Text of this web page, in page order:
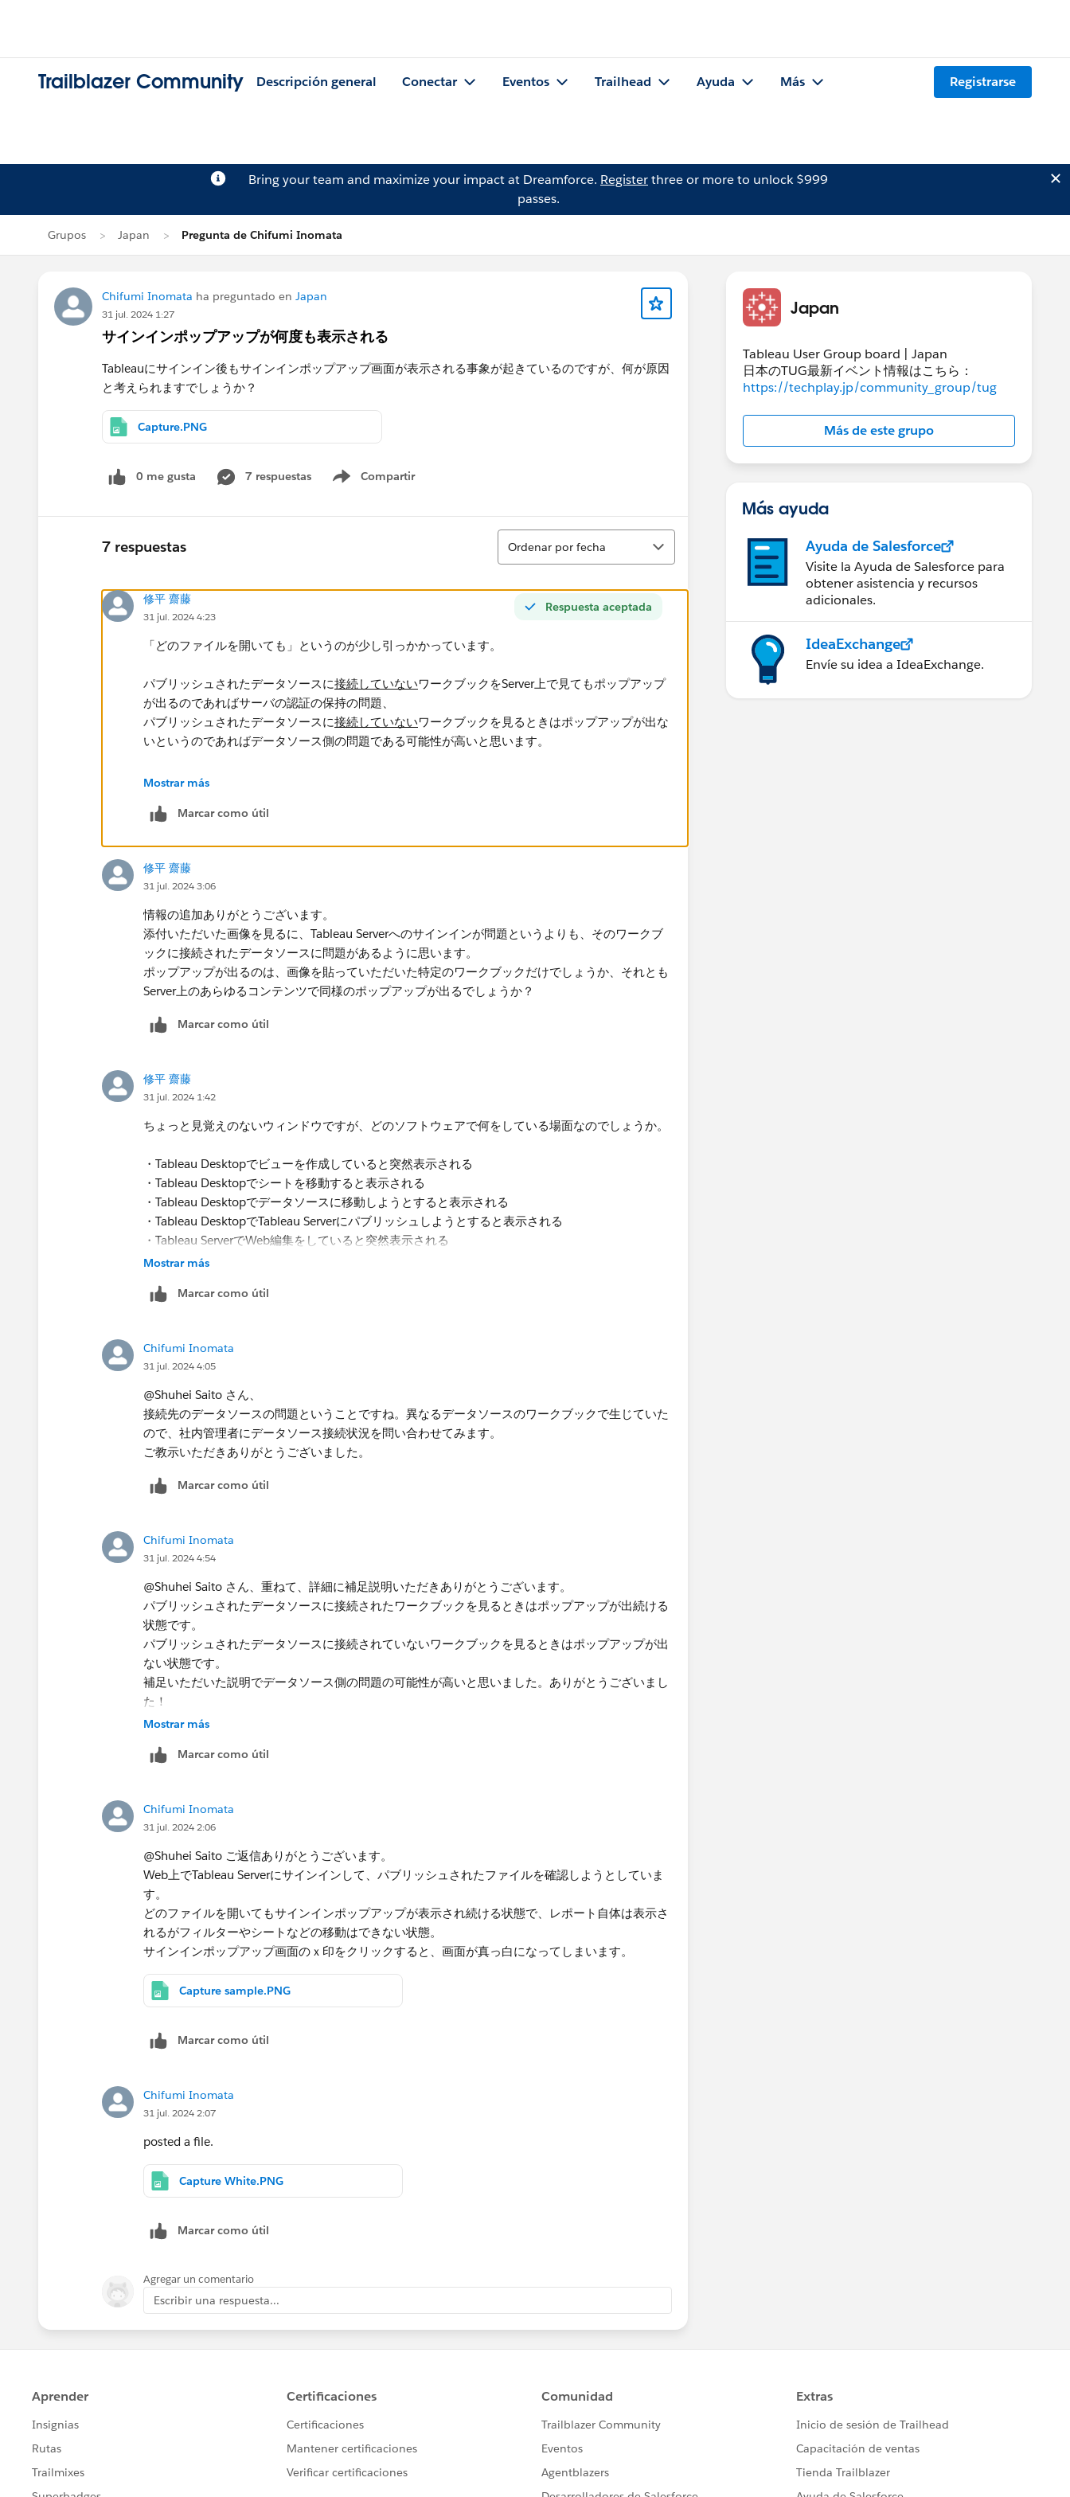
Trailblazer Community Descripción general Conectar Eventos Trailhead Ayuda Más Registrarse
Bring your team and maximize your impact at Dreamforce. Registerthree or more to unlock $999
passes.
Grupos Japan Pregunta de Chifumi Inomata
Chifumi Inomata ha preguntado en Japan
31 jul. 2024 1:27
サインインポップアップが何度も表示される
Tableauにサインイン後もサインインポップアップ画面が表示される事象が起きているのですが、何が原因
と考えられますでしょうか？
Capture.PNG
0 me gusta 7 respuestas Compartir
Show menu
7 respuestas
Ordenar
Ordenar por fecha
Respuesta aceptada
修平 齋藤
31 jul. 2024 4:23
「どのファイルを開いても」というのが少し引っかかっています。
パブリッシュされたデータソースに接続していないワークブックをServer上で見てもポップアップ
が出るのであればサーバの認証の保持の問題、
パブリッシュされたデータソースに接続していないワークブックを見るときはポップアップが出な
いというのであればデータソース側の問題である可能性が高いと思います。
試しにサンプル-スーパーストアで適当なワークブックを作ってパブリッシュし、それをブラウザ
Mostrar más
Marcar como útil
修平 齋藤
31 jul. 2024 3:06
情報の追加ありがとうございます。
添付いただいた画像を見るに、Tableau Serverへのサインインが問題というよりも、そのワークブ
ックに接続されたデータソースに問題があるように思います。
ポップアップが出るのは、画像を貼っていただいた特定のワークブックだけでしょうか、それとも
Server上のあらゆるコンテンツで同様のポップアップが出るでしょうか？
Marcar como útil
修平 齋藤
31 jul. 2024 1:42
ちょっと見覚えのないウィンドウですが、どのソフトウェアで何をしている場面なのでしょうか。
・Tableau Desktopでビューを作成していると突然表示される
・Tableau Desktopでシートを移動すると表示される
・Tableau Desktopでデータソースに移動しようとすると表示される
・Tableau DesktopでTableau Serverにパブリッシュしようとすると表示される
・Tableau ServerでWeb編集をしていると突然表示される
・Tableau Serverでプロジェクトやリソースをブラウジングしていると突然表示される
など、状況を詳しく書いていただければと思います。
Mostrar más
Marcar como útil
Chifumi Inomata
31 jul. 2024 4:05
@Shuhei Saito さん、
接続先のデータソースの問題ということですね。異なるデータソースのワークブックで生じていた
ので、社内管理者にデータソース接続状況を問い合わせてみます。
ご教示いただきありがとうございました。
Marcar como útil
Chifumi Inomata
31 jul. 2024 4:54
@Shuhei Saito さん、重ねて、詳細に補足説明いただきありがとうございます。
パブリッシュされたデータソースに接続されたワークブックを見るときはポップアップが出続ける
状態です。
パブリッシュされたデータソースに接続されていないワークブックを見るときはポップアップが出
ない状態です。
補足いただいた説明でデータソース側の問題の可能性が高いと思いました。ありがとうございまし
た！
Mostrar más
Marcar como útil
Chifumi Inomata
31 jul. 2024 2:06
@Shuhei Saito ご返信ありがとうございます。
Web上でTableau Serverにサインインして、パブリッシュされたファイルを確認しようとしていま
す。
どのファイルを開いてもサインインポップアップが表示され続ける状態で、レポート自体は表示さ
れるがフィルターやシートなどの移動はできない状態。
サインインポップアップ画面のｘ印をクリックすると、画面が真っ白になってしまいます。
Capture sample.PNG
Marcar como útil
Chifumi Inomata
31 jul. 2024 2:07
posted a file.
Capture White.PNG
Marcar como útil
Agregar un comentario
Escribir una respuesta...
Japan
Tableau User Group board | Japan
日本のTUG最新イベント情報はこちら：
https://techplay.jp/community_group/tug
Más de este grupo
Más ayuda
Ayuda de Salesforce
Visite la Ayuda de Salesforce para
obtener asistencia y recursos
adicionales.
IdeaExchange
Envíe su idea a IdeaExchange.